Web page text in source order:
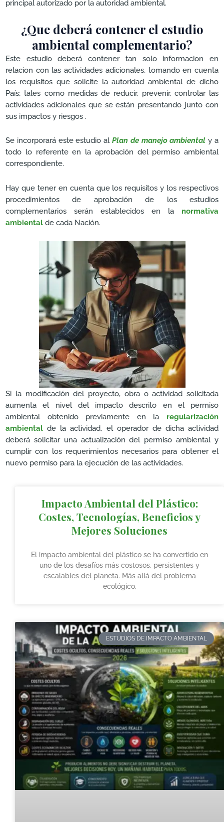
principal autorizado por la autoridad ambiental.
¿Que deberá contener el estudio
ambiental complementario?
Este estudio deberá contener tan solo informacion en
relacion con las actividades adicionales, tomando en cuenta
los requisitos que solicite la autoridad ambiental de dicho
País; tales como medidas de reducir, prevenir, controlar las
actividades adicionales que se están presentando junto con
sus impactos y riesgos .
Se incorporará este estudio al Plan de manejo ambiental y a
todo lo referente en la aprobación del permiso ambiental
correspondiente.
Hay que tener en cuenta que los requisitos y los respectivos
procedimientos de aprobación de los estudios
complementarios serán establecidos en la normativa
ambiental de cada Nación.
Si la modificación del proyecto, obra o actividad solicitada
aumenta el nivel del impacto descrito en el permiso
ambiental obtenido previamente en la regularización
ambientalde la actividad, el operador de dicha actividad
deberá solicitar una actualización del permiso ambiental y
cumplir con los requerimientos necesarios para obtener el
nuevo permiso para la ejecución de las actividades.
Impacto Ambiental del Plástico:
Costes, Tecnologías, Beneficios y
Mejores Soluciones
El impacto ambiental del plástico se ha convertido en
uno de los desafíos más costosos, persistentes y
escalables del planeta. Más allá del problema
ecológico,
ESTUDIOS DE IMPACTO AMBIENTAL